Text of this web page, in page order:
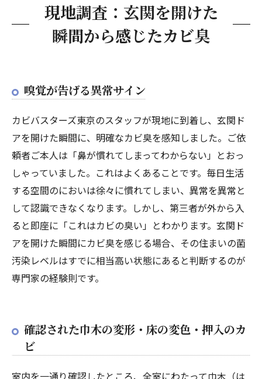
現地調査：玄関を開けた
瞬間から感じたカビ臭
嗅覚が告げる異常サイン
カビバスターズ東京のスタッフが現地に到着し、玄関ド
アを開けた瞬間に、明確なカビ臭を感知しました。ご依
頼者ご本人は「鼻が慣れてしまってわからない」とおっ
しゃっていました。これはよくあることです。毎日生活
する空間のにおいは徐々に慣れてしまい、異常を異常と
して認識できなくなります。しかし、第三者が外から入
ると即座に「これはカビの臭い」とわかります。玄関ド
アを開けた瞬間にカビ臭を感じる場合、その住まいの菌
汚染レベルはすでに相当高い状態にあると判断するのが
専門家の経験則です。
確認された巾木の変形・床の変色・押入のカ
ビ